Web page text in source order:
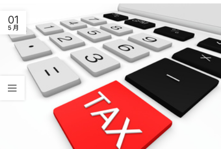
01
5 月